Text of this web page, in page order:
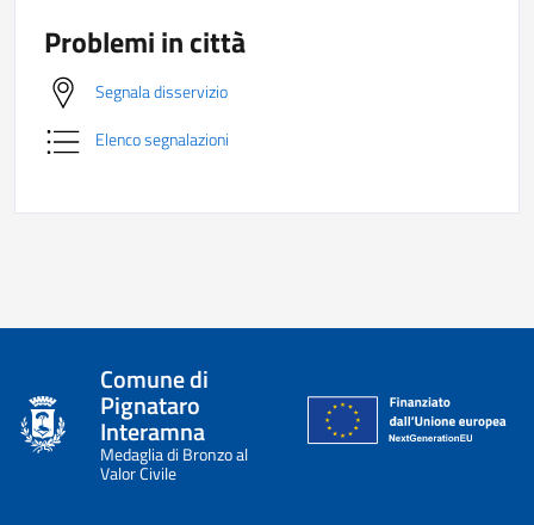
Problemi in città
Segnala disservizio
Elenco segnalazioni
Comune di
Pignataro
Interamna
Medaglia di Bronzo al
Valor Civile